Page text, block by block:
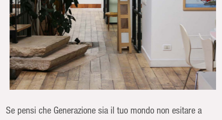
Se pensi che Generazione sia il tuo mondo non esitare a